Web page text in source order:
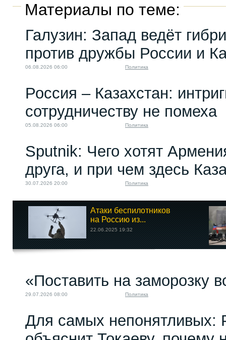
Материалы по теме:
Галузин: Запад ведёт
против дружбы России и
06.08.2026 06:00 Политика
Россия – Казахстан:
сотрудничеству не помеха
05.08.2026 06:00 Политика
Sputnik: Чего хотят
друга, и при чем здесь
30.07.2026 20:00 Политика
Атаки беспилотников
на Россию из...
22.06.2025 19:32
«Поставить на заморозку
29.07.2026 08:00 Политика
Для самых непонятливых: